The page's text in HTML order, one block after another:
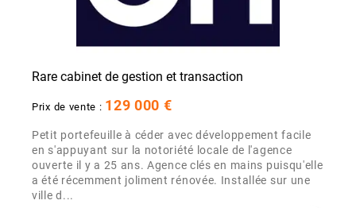
Rare cabinet de gestion et transaction
Prix de vente : 129 000 €
Petit portefeuille à céder avec développement facile
en s'appuyant sur la notoriété locale de l'agence
ouverte il y a 25 ans. Agence clés en mains puisqu'elle
a été récemment joliment rénovée. Installée sur une
ville d...